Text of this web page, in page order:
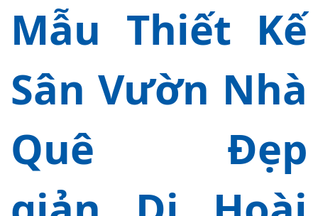
Mẫu Thiết Kế
Sân Vườn Nhà
Quê Đẹp